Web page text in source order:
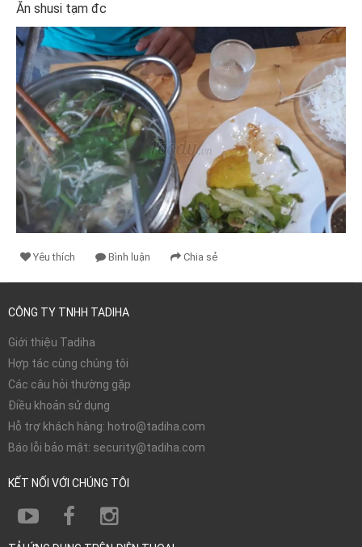
Ăn shusi tạm đc
Yêu thích Bình luận Chia sẻ
CÔNG TY TNHH TADIHA
Giới thiệu Tadiha
Hợp tác cùng chúng tôi
Các câu hỏi thường gặp
Điều khoản sử dụng
Hỗ trợ khách hàng: hotro@tadiha.com
Báo lỗi bảo mật: security@tadiha.com
KẾT NỐI VỚI CHÚNG TÔI